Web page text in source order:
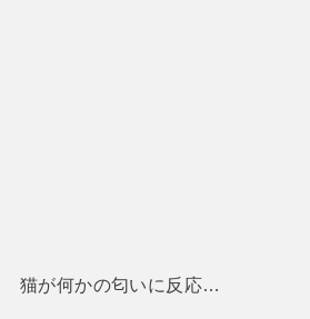
猫が何かの匂いに反応…